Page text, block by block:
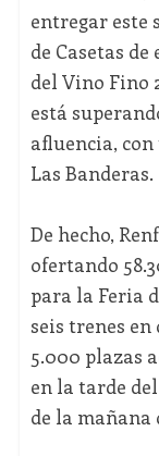
entregar este
de Casetas
del Vino Fino
está
afluencia,
Las Banderas.
De hecho,
ofertando
para la Feria
seis trenes en
5.000 plazas
en la tarde
de la mañana